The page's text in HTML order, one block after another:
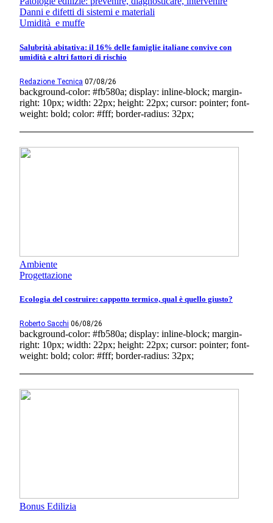
Danni e difetti di sistemi e materiali
Umidità e muffe
Salubrità abitativa: il 16% delle famiglie italiane convive con
umidità e altri fattori di rischio
Redazione Tecnica 07/08/26
background-color: #fb580a; display: inline-block; margin-
right: 10px; width: 22px; height: 22px; cursor: pointer; font-
weight: bold; color: #fff; border-radius: 32px;
Ambiente
Progettazione
Ecologia del costruire: cappotto termico, qual è quello giusto?
Roberto Sacchi 06/08/26
background-color: #fb580a; display: inline-block; margin-
right: 10px; width: 22px; height: 22px; cursor: pointer; font-
weight: bold; color: #fff; border-radius: 32px;
Bonus Edilizia